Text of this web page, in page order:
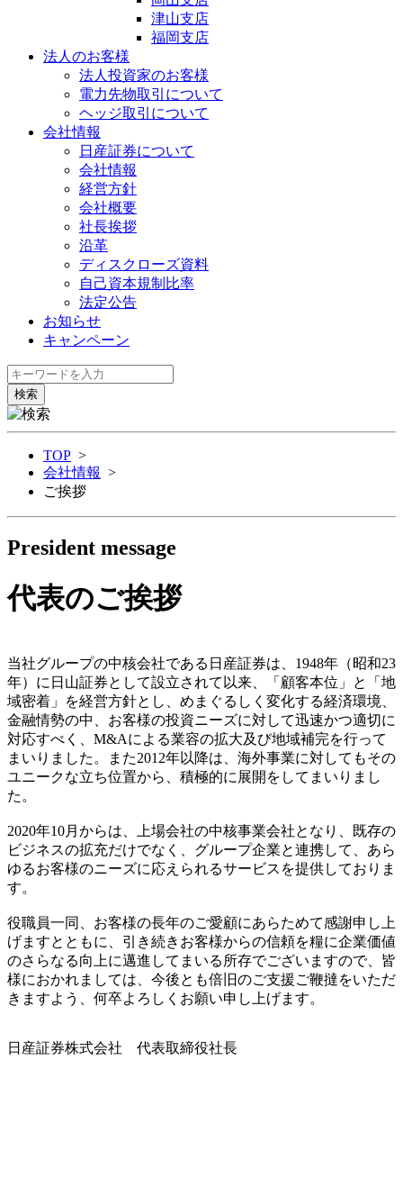
津山支店
福岡支店
法人のお客様
法人投資家のお客様
電力先物取引について
ヘッジ取引について
会社情報
日産証券について
会社情報
経営方針
会社概要
社長挨拶
沿革
ディスクローズ資料
自己資本規制比率
法定公告
お知らせ
キャンペーン
TOP >
会社情報 >
ご挨拶
President message
代表のご挨拶
当社グループの中核会社である日産証券は、1948年（昭和23
年）に日山証券として設立されて以来、「顧客本位」と「地
域密着」を経営方針とし、めまぐるしく変化する経済環境、
金融情勢の中、お客様の投資ニーズに対して迅速かつ適切に
対応すべく、M&Aによる業容の拡大及び地域補完を行って
まいりました。また2012年以降は、海外事業に対してもその
ユニークな立ち位置から、積極的に展開をしてまいりまし
た。
2020年10月からは、上場会社の中核事業会社となり、既存の
ビジネスの拡充だけでなく、グループ企業と連携して、あら
ゆるお客様のニーズに応えられるサービスを提供しておりま
す。
役職員一同、お客様の長年のご愛顧にあらためて感謝申し上
げますとともに、引き続きお客様からの信頼を糧に企業価値
のさらなる向上に邁進してまいる所存でございますので、皆
様におかれましては、今後とも倍旧のご支援ご鞭撻をいただ
きますよう、何卒よろしくお願い申し上げます。
日産証券株式会社 代表取締役社長